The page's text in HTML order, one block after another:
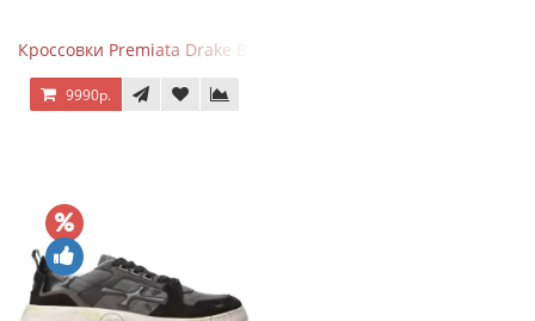
Кроссовки Premiata Drake Black Brown
9990р.